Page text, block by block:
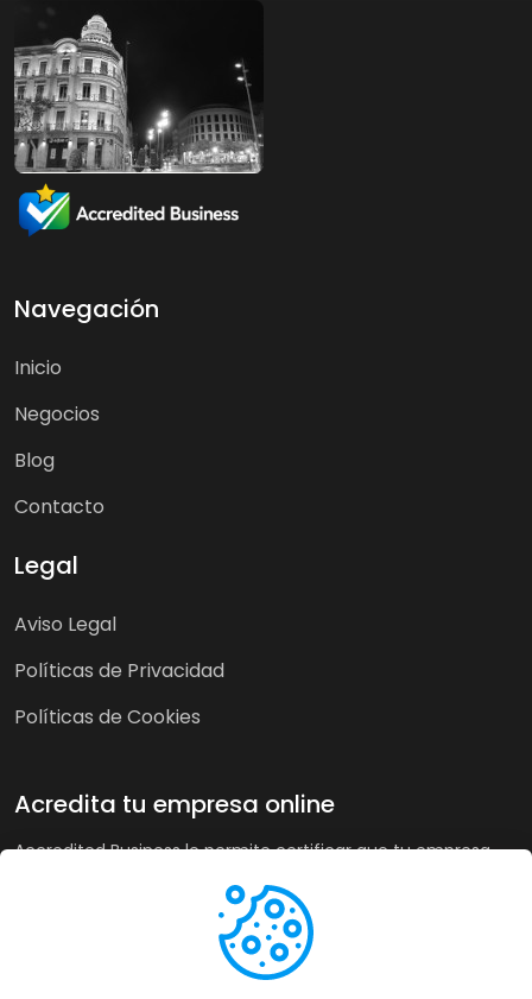
Navegación
Inicio
Negocios
Blog
Contacto
Legal
Aviso Legal
Políticas de Privacidad
Políticas de Cookies
Acredita tu empresa online
Accredited Business le permite certificar que tu empresa
calidad. A su vez, en tiendas online puede recoger la opinión
de sus clientes de forma imparcial y acreditar su buen
servicio a los clientes de forma automática incrementando